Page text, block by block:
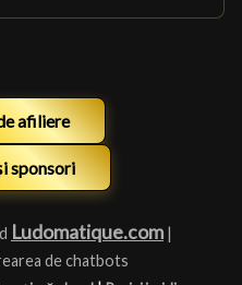
afiliere
sponsori
Ludomatique.com |
de chatbots